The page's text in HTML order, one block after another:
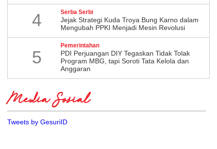
4 Serba Serbi
Jejak Strategi Kuda Troya Bung Karno dalam
Mengubah PPKI Menjadi Mesin Revolusi
5
Pemerintahan
PDI Perjuangan DIY Tegaskan Tidak Tolak
Program MBG, tapi Soroti Tata Kelola dan
Anggaran
Media Sosial
Tweets by GesuriID